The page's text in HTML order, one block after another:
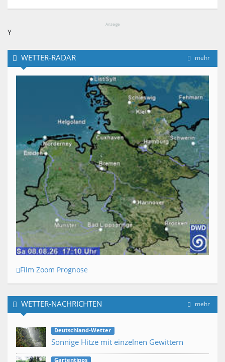
Anzeige
Y
mehr
WETTER-RADAR
Film Zoom Prognose
mehr
WETTER-NACHRICHTEN
Deutschland-Wetter
Sonnige Hitze mit einzelnen Gewittern
Gartentipps